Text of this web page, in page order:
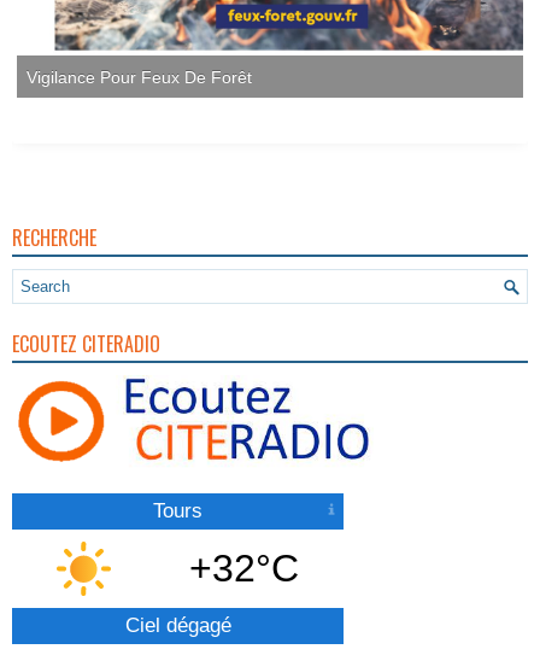
RECHERCHE
ECOUTEZ CITERADIO
Tours
+32°C
Ciel dégagé